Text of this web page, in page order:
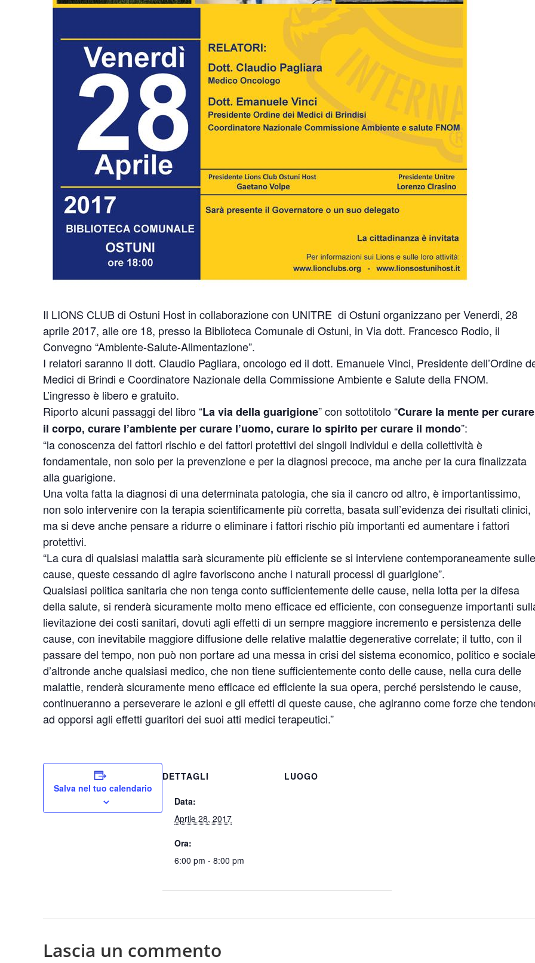
Il LIONS CLUB di Ostuni Host in collaborazione con UNITRE di Ostuni organizzano per Venerdi, 28
aprile 2017, alle ore 18, presso la Biblioteca Comunale di Ostuni, in Via dott. Francesco Rodio, il
Convegno “Ambiente-Salute-Alimentazione”.
I relatori saranno Il dott. Claudio Pagliara, oncologo ed il dott. Emanuele Vinci, Presidente dell’Ordine
Medici di Brindi e Coordinatore Nazionale della Commissione Ambiente e Salute della FNOM.
L’ingresso è libero e gratuito.
Riporto alcuni passaggi del libro “La via della guarigione” con sottotitolo “Curare la mente per curare
il corpo, curare l’ambiente per curare l’uomo, curare lo spirito per curare il mondo”:
“la conoscenza dei fattori rischio e dei fattori protettivi dei singoli individui e della collettività è
fondamentale, non solo per la prevenzione e per la diagnosi precoce, ma anche per la cura finalizzata
alla guarigione.
Una volta fatta la diagnosi di una determinata patologia, che sia il cancro od altro, è importantissimo,
non solo intervenire con la terapia scientificamente più corretta, basata sull’evidenza dei risultati clinici,
ma si deve anche pensare a ridurre o eliminare i fattori rischio più importanti ed aumentare i fattori
protettivi.
“La cura di qualsiasi malattia sarà sicuramente più efficiente se si interviene contemporaneamente sulle
cause, queste cessando di agire favoriscono anche i naturali processi di guarigione”.
Qualsiasi politica sanitaria che non tenga conto sufficientemente delle cause, nella lotta per la difesa
della salute, si renderà sicuramente molto meno efficace ed efficiente, con conseguenze importanti
lievitazione dei costi sanitari, dovuti agli effetti di un sempre maggiore incremento e persistenza delle
cause, con inevitabile maggiore diffusione delle relative malattie degenerative correlate; il tutto, con il
passare del tempo, non può non portare ad una messa in crisi del sistema economico, politico e
d’altronde anche qualsiasi medico, che non tiene sufficientemente conto delle cause, nella cura delle
malattie, renderà sicuramente meno efficace ed efficiente la sua opera, perché persistendo le cause,
continueranno a perseverare le azioni e gli effetti di queste cause, che agiranno come forze che
ad opporsi agli effetti guaritori dei suoi atti medici terapeutici.”
Salva nel tuo calendario
DETTAGLI
Data:
Aprile 28, 2017
Ora:
6:00 pm - 8:00 pm
LUOGO
Lascia un commento